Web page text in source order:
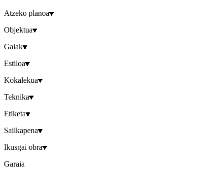
Atzeko planoa
Objektua
Gaiak
Estiloa
Kokalekua
Teknika
Etiketa
Sailkapena
Ikusgai obra
Garaia